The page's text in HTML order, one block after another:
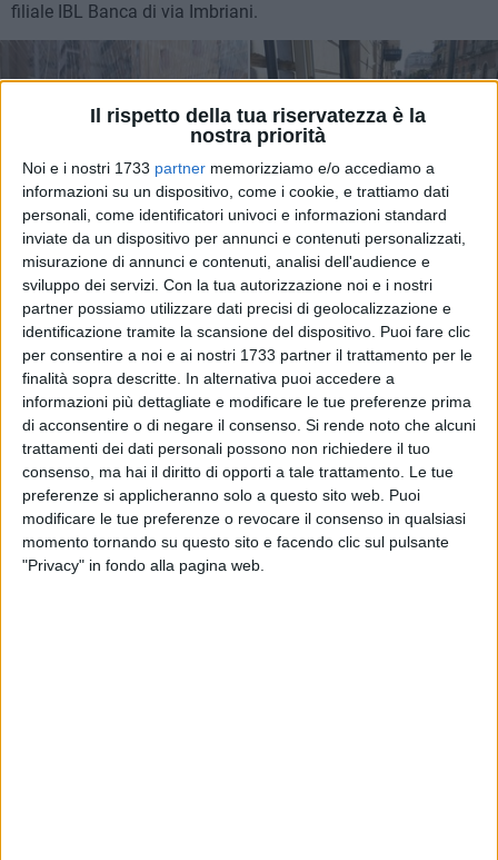
Il rispetto della tua riservatezza è la
nostra priorità
Noi e i nostri 1733 partner memorizziamo e/o accediamo a
informazioni su un dispositivo, come i cookie, e trattiamo dati
personali, come identificatori univoci e informazioni standard
inviate da un dispositivo per annunci e contenuti personalizzati,
misurazione di annunci e contenuti, analisi dell'audience e
sviluppo dei servizi. Con la tua autorizzazione noi e i nostri
partner possiamo utilizzare dati precisi di geolocalizzazione e
identificazione tramite la scansione del dispositivo. Puoi fare clic
per consentire a noi e ai nostri 1733 partner il trattamento per le
finalità sopra descritte. In alternativa puoi accedere a
informazioni più dettagliate e modificare le tue preferenze prima
di acconsentire o di negare il consenso. Si rende noto che alcuni
trattamenti dei dati personali possono non richiedere il tuo
consenso, ma hai il diritto di opporti a tale trattamento. Le tue
preferenze si applicheranno solo a questo sito web. Puoi
modificare le tue preferenze o revocare il consenso in qualsiasi
momento tornando su questo sito e facendo clic sul pulsante
"Privacy" in fondo alla pagina web.
filiale IBL Banca di via Imbriani.